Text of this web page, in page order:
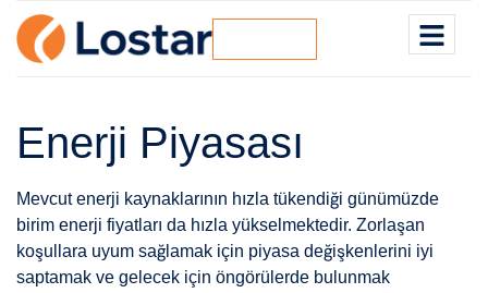
Enerji Piyasası
Mevcut enerji kaynaklarının hızla tükendiği günümüzde
birim enerji fiyatları da hızla yükselmektedir. Zorlaşan
koşullara uyum sağlamak için piyasa değişkenlerini iyi
saptamak ve gelecek için öngörülerde bulunmak